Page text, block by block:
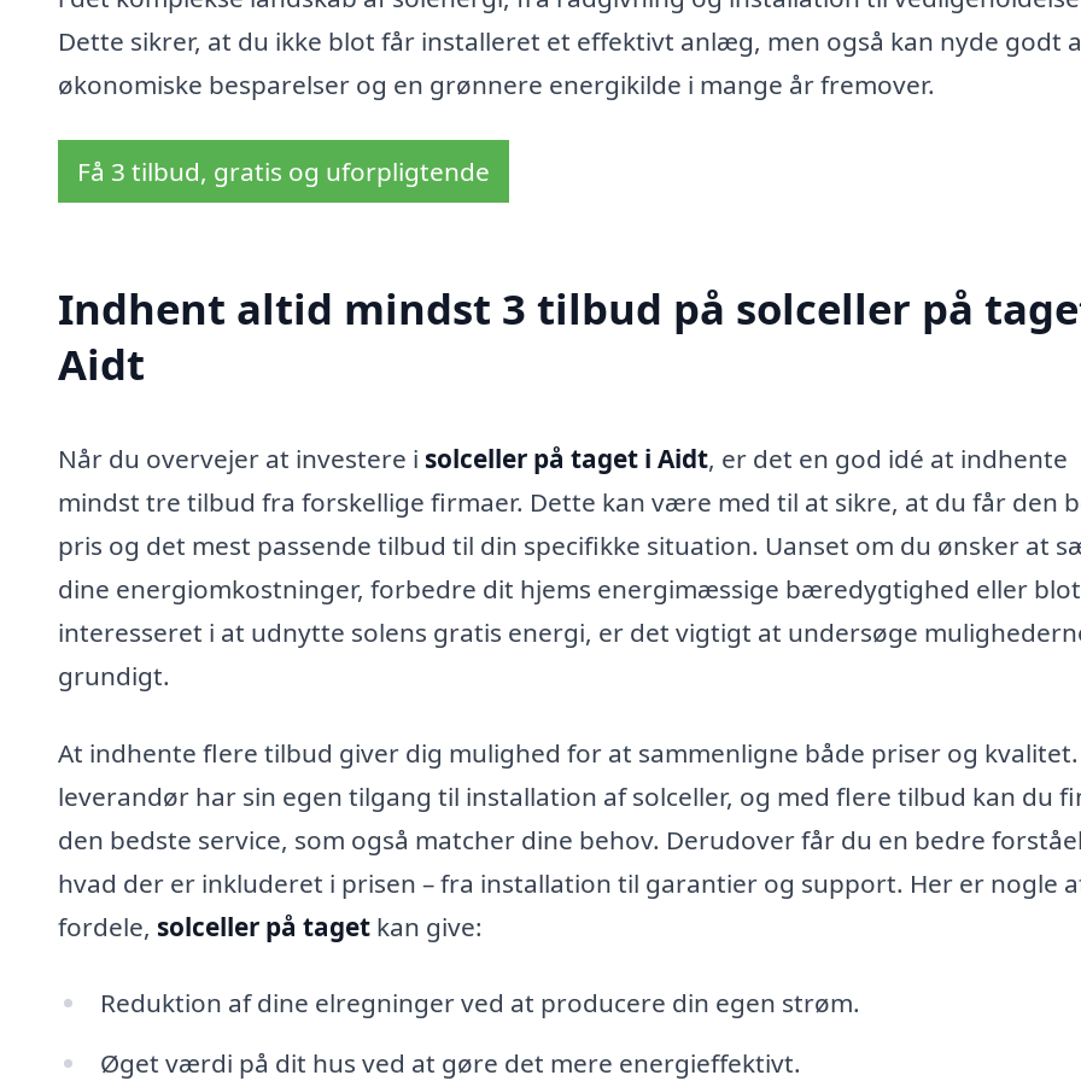
Dette sikrer, at du ikke blot får installeret et effektivt anlæg, men også kan nyde godt
økonomiske besparelser og en grønnere energikilde i mange år fremover.
Få 3 tilbud, gratis og uforpligtende
Indhent altid mindst 3 tilbud på solceller på
Aidt
Når du overvejer at investere i solceller på taget i Aidt, er det en god idé at indhente
mindst tre tilbud fra forskellige firmaer. Dette kan være med til at sikre, at du får den
pris og det mest passende tilbud til din specifikke situation. Uanset om du ønsker at
dine energiomkostninger, forbedre dit hjems energimæssige bæredygtighed eller
interesseret i at udnytte solens gratis energi, er det vigtigt at undersøge
grundigt.
At indhente flere tilbud giver dig mulighed for at sammenligne både priser og
leverandør har sin egen tilgang til installation af solceller, og med flere tilbud kan du
den bedste service, som også matcher dine behov. Derudover får du en bedre
hvad der er inkluderet i prisen – fra installation til garantier og support. Her er nogle
fordele, solceller på taget kan give:
Reduktion af dine elregninger ved at producere din egen strøm.
Øget værdi på dit hus ved at gøre det mere energieffektivt.